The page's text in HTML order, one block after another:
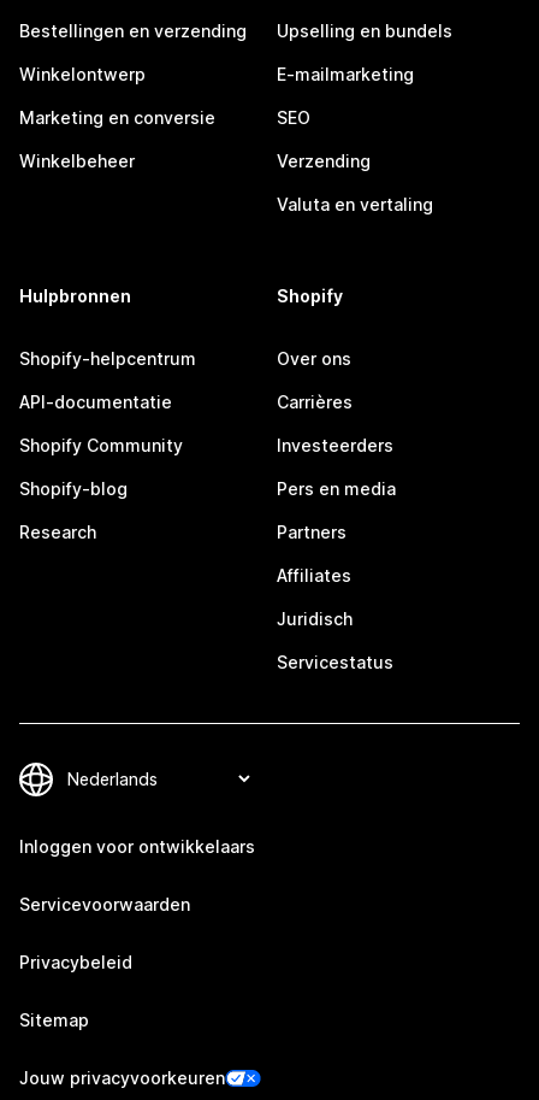
Bestellingen en verzending
Winkelontwerp
Marketing en conversie
Winkelbeheer
Upselling en bundels
E-mailmarketing
SEO
Verzending
Valuta en vertaling
Hulpbronnen
Shopify-helpcentrum
API-documentatie
Shopify Community
Shopify-blog
Research
Shopify
Over ons
Carrières
Investeerders
Pers en media
Partners
Affiliates
Juridisch
Servicestatus
Inloggen voor ontwikkelaars
Servicevoorwaarden
Privacybeleid
Sitemap
Jouw privacyvoorkeuren